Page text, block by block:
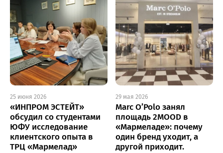
25 июня 2026
«ИНПРОМ ЭСТЕЙТ»
обсудил со студентами
ЮФУ исследование
клиентского опыта в
ТРЦ «Мармелад»
29 мая 2026
Marc O’Polo занял
площадь 2MOOD в
«Мармеладе»: почему
один бренд уходит, а
другой приходит.